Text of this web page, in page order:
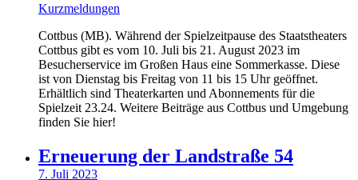
Kurzmeldungen
Cottbus (MB). Während der Spielzeitpause des Staatstheaters
Cottbus gibt es vom 10. Juli bis 21. August 2023 im
Besucherservice im Großen Haus eine Sommerkasse. Diese
ist von Dienstag bis Freitag von 11 bis 15 Uhr geöffnet.
Erhältlich sind Theaterkarten und Abonnements für die
Spielzeit 23.24. Weitere Beiträge aus Cottbus und Umgebung
finden Sie hier!
Erneuerung der Landstraße 54
7. Juli 2023